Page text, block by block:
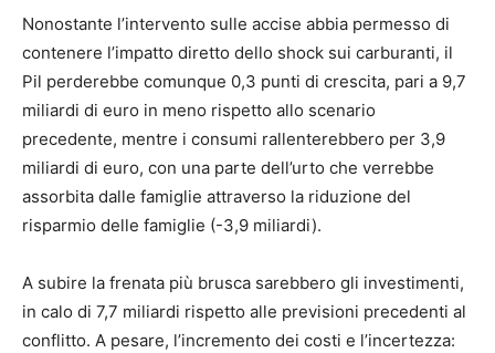
Nonostante l’intervento sulle accise abbia permesso di
contenere l’impatto diretto dello shock sui carburanti, il
Pil perderebbe comunque 0,3 punti di crescita, pari a 9,7
miliardi di euro in meno rispetto allo scenario
precedente, mentre i consumi rallenterebbero per 3,9
miliardi di euro, con una parte dell’urto che verrebbe
assorbita dalle famiglie attraverso la riduzione del
risparmio delle famiglie (-3,9 miliardi).
A subire la frenata più brusca sarebbero gli investimenti,
in calo di 7,7 miliardi rispetto alle previsioni precedenti al
conflitto. A pesare, l’incremento dei costi e l’incertezza: